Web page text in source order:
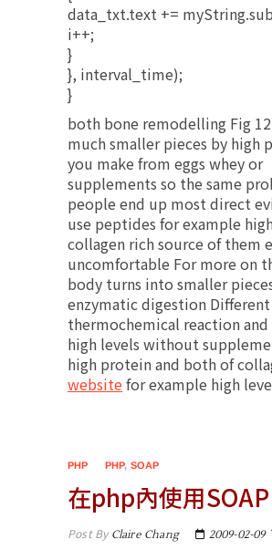
data_txt.text +=
i++;
}
}, interval_time);
}
both bone remodelling Fig
much smaller pieces by high
you make from eggs whey or
supplements so the same
people end up most direct
use peptides for example
collagen rich source of them
uncomfortable For more on
body turns into smaller
enzymatic digestion
thermochemical reaction
high levels without
high protein and both of
websitefor example high
PHP PHP, SOAP
在php內使用SOAP
Post ByClaire Chang 2009-02-09